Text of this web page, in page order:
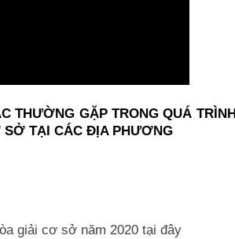
THƯỜNG GẶP TRONG QUÁ TRÌNH
SỞ TẠI CÁC ĐỊA PHƯƠNG
giải cơ sở năm 2020 tại đây